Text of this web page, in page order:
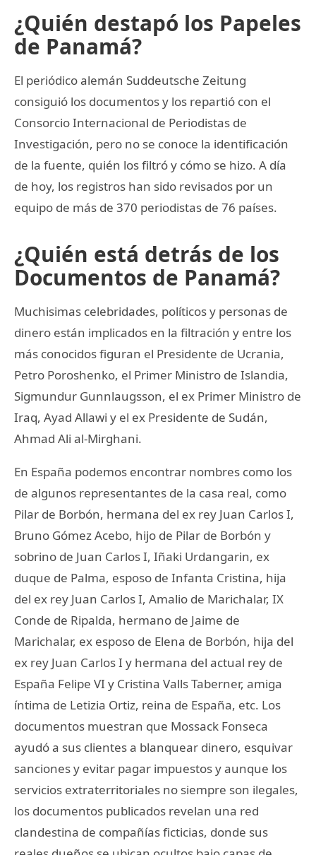
¿Quién destapó los Papeles
de Panamá?
El periódico alemán Suddeutsche Zeitung
consiguió los documentos y los repartió con el
Consorcio Internacional de Periodistas de
Investigación, pero no se conoce la identificación
de la fuente, quién los filtró y cómo se hizo. A día
de hoy, los registros han sido revisados por un
equipo de más de 370 periodistas de 76 países.
¿Quién está detrás de los
Documentos de Panamá?
Muchisimas celebridades, políticos y personas de
dinero están implicados en la filtración y entre los
más conocidos figuran el Presidente de Ucrania,
Petro Poroshenko, el Primer Ministro de Islandia,
Sigmundur Gunnlaugsson, el ex Primer Ministro de
Iraq, Ayad Allawi y el ex Presidente de Sudán,
Ahmad Ali al-Mirghani.
En España podemos encontrar nombres como los
de algunos representantes de la casa real, como
Pilar de Borbón, hermana del ex rey Juan Carlos I,
Bruno Gómez Acebo, hijo de Pilar de Borbón y
sobrino de Juan Carlos I, Iñaki Urdangarin, ex
duque de Palma, esposo de Infanta Cristina, hija
del ex rey Juan Carlos I, Amalio de Marichalar, IX
Conde de Ripalda, hermano de Jaime de
Marichalar, ex esposo de Elena de Borbón, hija del
ex rey Juan Carlos I y hermana del actual rey de
España Felipe VI y Cristina Valls Taberner, amiga
íntima de Letizia Ortiz, reina de España, etc. Los
documentos muestran que Mossack Fonseca
ayudó a sus clientes a blanquear dinero, esquivar
sanciones y evitar pagar impuestos y aunque los
servicios extraterritoriales no siempre son ilegales,
los documentos publicados revelan una red
clandestina de compañías ficticias, donde sus